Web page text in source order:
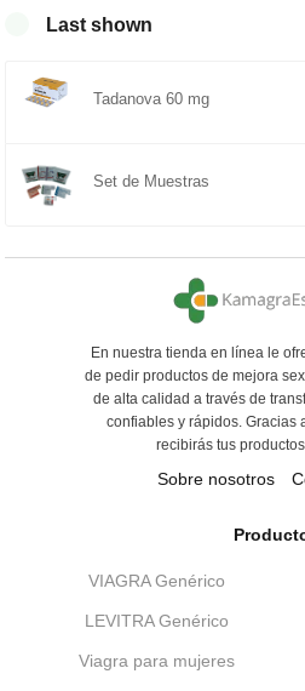
Last shown
Tadanova 60 mg
Set de Muestras
En nuestra tienda en línea le
de pedir productos de mejora
de alta calidad a través de
confiables y rápidos. Gracias
recibirás tus
Sobre nosotros
VIAGRA Genérico
LEVITRA Genérico
Viagra para mujeres